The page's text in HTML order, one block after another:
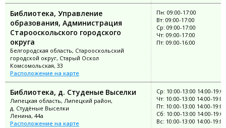
Библиотека, Управление
образования, Администрация
Старооскольского городского
округа
Белгородская область, Старооскольский
городской округ, Старый Оскол
Комсомольская, 33
Расположение на карте
Пн: 09:00-17:00
Вт: 09:00-17:00
Ср: 09:00-17:00
Чт: 09:00-17:00
Пт: 09:00-16:00
Библиотека, д. Студеные Выселки
Липецкая область, Липецкий район,
д. Студёные Выселки
Ленина, 44а
Расположение на карте
Ср: 10:00-13:00 14:00-19:00
Чт: 10:00-13:00 14:00-19:00
Пт: 10:00-13:00 14:00-19:00
Сб: 10:00-13:00 14:00-19:00
Вс: 10:00-13:00 14:00-19:00